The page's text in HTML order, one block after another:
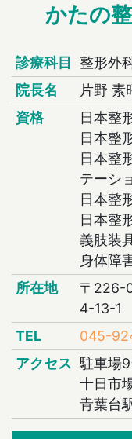
かたの
診療科目
整形外
院長名
片野 素
資格
日本整
日本整
日本整
テーシ
日本整
日本整
義肢装
身体障
所在地
〒226-
4-13-1
TEL
045-
アクセス 駐車場
十日市
青葉台